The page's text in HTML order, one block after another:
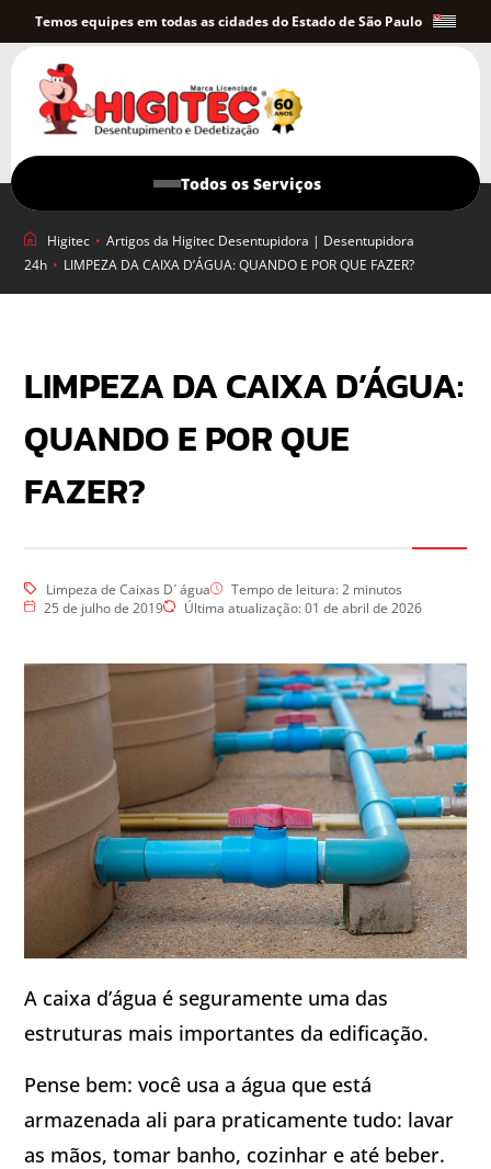
Higitec • Artigos da Higitec Desentupidora | Desentupidora
24h • LIMPEZA DA CAIXA D’ÁGUA: QUANDO E POR QUE FAZER?
LIMPEZA DA CAIXA D’ÁGUA:
QUANDO E POR QUE
FAZER?
Limpeza de Caixas D´ água Tempo de leitura: 2 minutos
25 de julho de 2019
Última atualização: 01 de abril de 2026
A caixa d’água é seguramente uma das
estruturas mais importantes da edificação.
Pense bem: você usa a água que está
armazenada ali para praticamente tudo: lavar
as mãos, tomar banho, cozinhar e até beber.
Temos equipes em todas as cidades do Estado de São Paulo
Todos os Serviços